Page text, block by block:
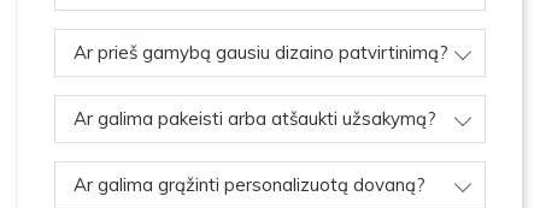
Ar prieš gamybą gausiu dizaino patvirtinimą?
Ar galima pakeisti arba atšaukti užsakymą?
Ar galima grąžinti personalizuotą dovaną?